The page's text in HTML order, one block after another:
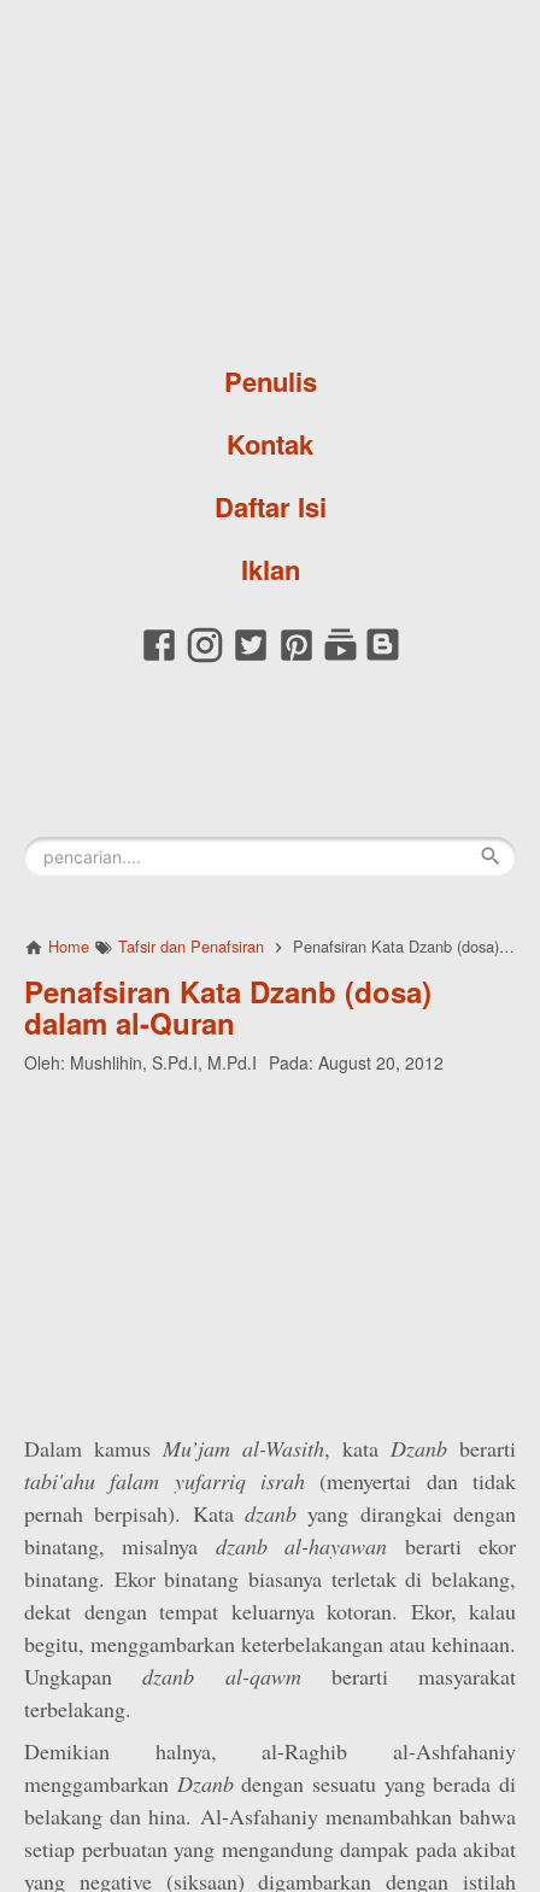
Penulis
Kontak
Daftar Isi
Iklan
Home Tafsir dan Penafsiran Penafsiran Kata Dzanb (dosa) dalam al-Quran
Penafsiran Kata Dzanb (dosa)
dalam al-Quran
Oleh: Mushlihin, S.Pd.I, M.Pd.I Pada: August 20, 2012
Dalam kamus Mu’jam al-Wasith, kata Dzanb berarti
tabi'ahu falam yufarriq israh (menyertai dan tidak
pernah berpisah). Kata dzanbyang dirangkai dengan
binatang, misalnya dzanb al-hayawan berarti ekor
binatang. Ekor binatang biasanya terletak di belakang,
dekat dengan tempat keluarnya kotoran. Ekor, kalau
begitu, menggambarkan keterbelakangan atau kehinaan.
Ungkapandzanb al-qawm berarti masyarakat
terbelakang.
Demikian halnya, al-Raghib al-Ashfahaniy
menggambarkan Dzanbdengan sesuatu yang berada di
belakang dan hina. Al-Asfahaniy menambahkan bahwa
setiap perbuatan yang mengandung dampak pada akibat
yang negative (siksaan) digambarkan dengan istilah